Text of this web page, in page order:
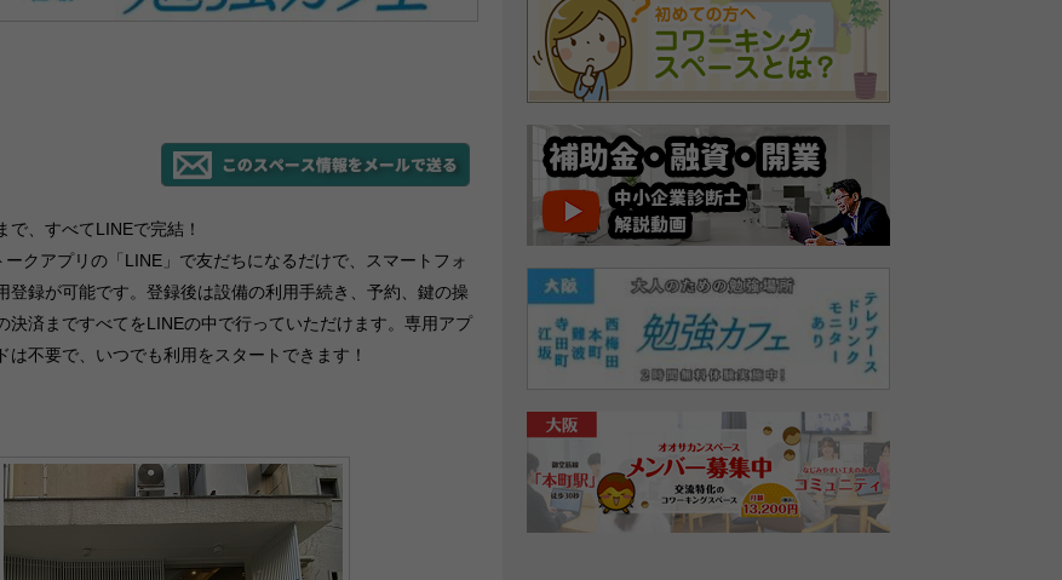
で、すべてLINEで完結！
ークアプリの「LINE」で友だちになるだけで、スマートフォ
登録が可能です。登録後は設備の利用手続き、予約、鍵の操
決済まですべてをLINEの中で行っていただけます。専用アプ
は不要で、いつでも利用をスタートできます！